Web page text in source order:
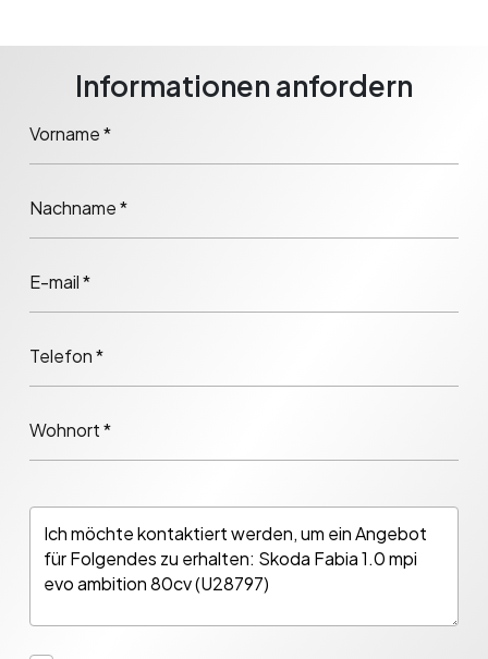
Informationen anfordern
Vorname *
Nachname *
E-mail *
Telefon *
Wohnort *